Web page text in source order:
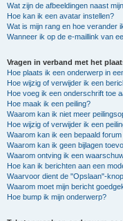
Wat zijn de afbeeldingen naast
Hoe kan ik een avatar instellen?
Wat is mijn rang en hoe verander
Wanneer ik op de e-maillink van
Vragen in verband met het
Hoe plaats ik een onderwerp in
Hoe wijzig of verwijder ik een
Hoe voeg ik een onderschrift toe
Hoe maak ik een peiling?
Waarom kan ik niet meer
Hoe wijzig of verwijder ik een
Waarom kan ik een bepaald
Waarom kan ik geen bijlagen
Waarom ontving ik een
Hoe kan ik berichten aan een
Waarvoor dient de "Opslaan"-
Waarom moet mijn bericht
Hoe bump ik mijn onderwerp?